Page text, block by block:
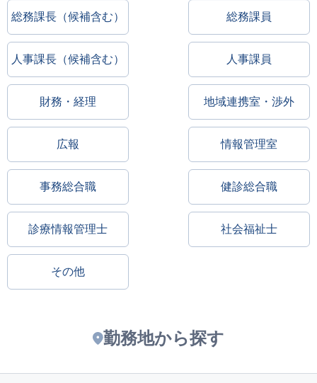
総務課長（候補含む） 総務課員
人事課長（候補含む） 人事課員
財務・経理 地域連携室・渉外
広報 情報管理室
事務総合職 健診総合職
診療情報管理士 社会福祉士
その他
勤務地から探す